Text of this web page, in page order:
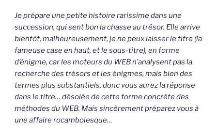
Je prépare une petite histoire rarissime dans une
succession, qui sent bon la chasse au trésor. Elle arrive
bientôt, malheureusement, je ne peux laisser le titre (la
fameuse case en haut, et le sous-titre), en forme
d’énigme, car les moteurs du WEB n’analysent pas la
recherche des trésors et les énigmes, mais bien des
termes plus substantiels, donc vous aurez la réponse
dans le titre… désolée de cette forme concrète des
méthodes du WEB. Mais sincèrement préparez vous à
une affaire rocambolesque…